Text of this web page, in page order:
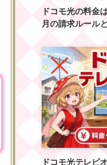
ドコモ光の料金
月の請求ルール
ドコモ光テレビ